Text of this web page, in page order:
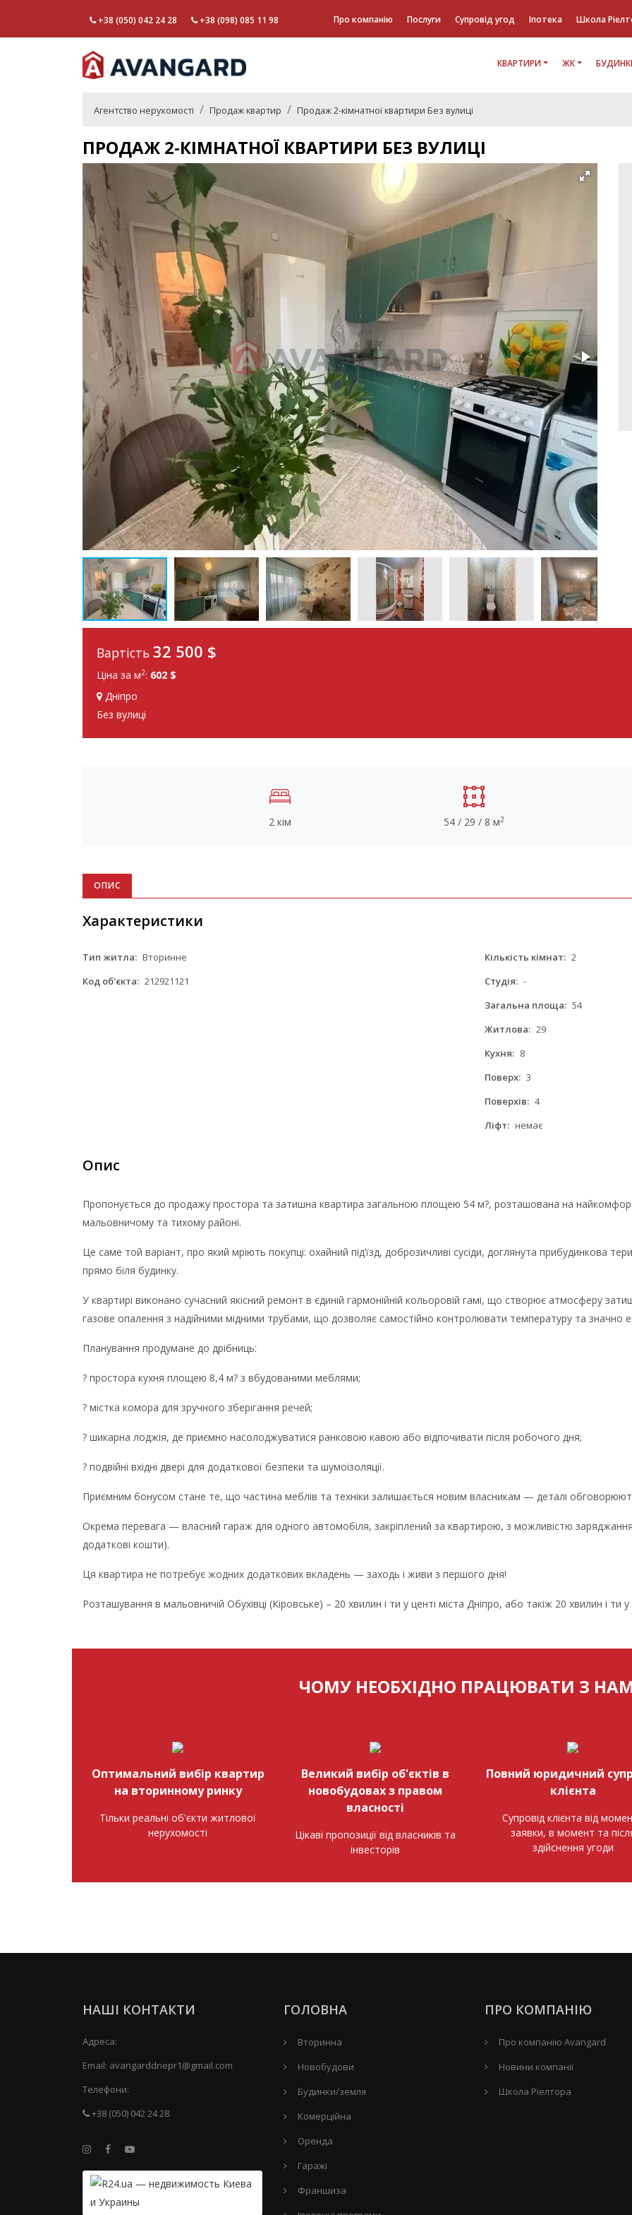
+38 (050) 042 24 28 +38 (098) 085 11 98 Про компанію Послуги Супровід угод Іпотека Школа
КВАРТИРИ ЖК
Агентство нерухомості Продаж квартир Продаж 2-кімнатної квартири Без вулиці
ПРОДАЖ 2-КІМНАТНОЇ КВАРТИРИ БЕЗ ВУЛИЦІ
Вартість 32 500 $
Ціна за м2: 602 $
Дніпро
Без вулиці
2 кім 54 / 29 / 8 м2
ОПИС
Характеристики
Тип житла: Вторинне
Код об'єкта: 212921121
Кількість кімнат: 2
Студія: -
Загальна площа: 54
Житлова: 29
Кухня: 8
Поверх: 3
Поверхів: 4
Ліфт: немає
Опис
Пропонується до продажу простора та затишна квартира загальною площею 54 м?, розташована на
мальовничому та тихому районі.
Це саме той варіант, про який мріють покупці: охайний під’їзд, доброзичливі сусіди, доглянута прибудинкова
прямо біля будинку.
У квартирі виконано сучасний якісний ремонт в єдиній гармонійній кольоровій гамі, що створює атмосферу
газове опалення з надійними мідними трубами, що дозволяє самостійно контролювати температуру та значно
Планування продумане до дрібниць:
? простора кухня площею 8,4 м? з вбудованими меблями;
? містка комора для зручного зберігання речей;
? шикарна лоджія, де приємно насолоджуватися ранковою кавою або відпочивати після робочого дня;
? подвійні вхідні двері для додаткової безпеки та шумоізоляції.
Приємним бонусом стане те, що частина меблів та техніки залишається новим власникам — деталі
Окрема перевага — власний гараж для одного автомобіля, закріплений за квартирою, з можливістю
додаткові кошти).
Ця квартира не потребує жодних додаткових вкладень — заходь і живи з першого дня!
Розташування в мальовничій Обухівці (Кіровське) – 20 хвилин і ти у центі міста Дніпро, або такіж 20 хвилин і ти у
ЧОМУ НЕОБХІДНО ПРАЦЮВАТИ З
Оптимальний вибір квартир
на вторинному ринку
Тільки реальні об'єкти житлової
нерухомості
Великий вибір об'єктів в
новобудовах з правом
власності
Цікаві пропозиції від власників та
інвесторів
Повний юридичний
клієнта
Супровід клієнта від
заявки, в момент та
здійснення угоди
НАШІ КОНТАКТИ
Адреса:
Email: avangarddnepr1@gmail.com
Телефони:
+38 (050) 042 24 28
ГОЛОВНА
Вторинна
Новобудови
Будинки/земля
Комерційна
Оренда
Гаражі
Франшиза
ПРО КОМПАНІЮ
Про компанію Avangard
Новини компанії
Школа Ріелтора